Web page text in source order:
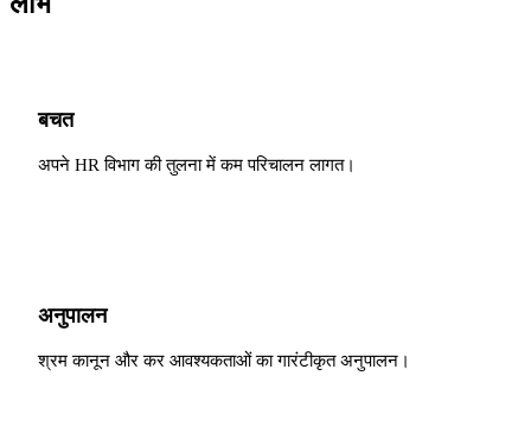
बचत
अपने HR विभाग की तुलना में कम परिचालन लागत।
अनुपालन
श्रम कानून और कर आवश्यकताओं का गारंटीकृत अनुपालन।